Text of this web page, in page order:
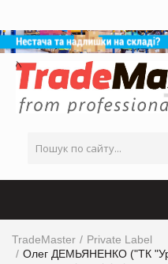
TradeMaster
Private Label
Олег ДЕМЬЯНЕНКО ("ТК